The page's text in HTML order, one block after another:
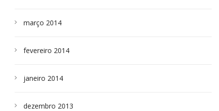
março 2014
fevereiro 2014
janeiro 2014
dezembro 2013